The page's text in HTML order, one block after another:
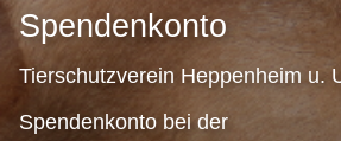
Spendenkonto
Tierschutzverein Heppenheim u.
Spendenkonto bei der